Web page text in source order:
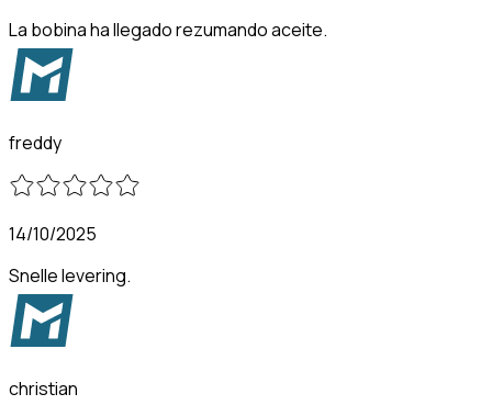
La bobina ha llegado rezumando aceite.
freddy
14/10/2025
Snelle levering.
christian